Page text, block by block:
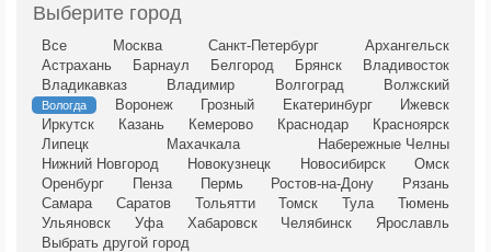
Выберите город
Все Москва Санкт-Петербург
Архангельск
Астрахань
Барнаул Белгород Брянск
Владивосток
Владикавказ
Владимир Волгоград Волжский
Вологда Воронеж Грозный Екатеринбург
Ижевск
Иркутск
Казань Кемерово Краснодар
Красноярск
Липецк
Махачкала
Набережные Челны
Нижний Новгород
Новокузнецк Новосибирск
Омск
Оренбург
Пенза Пермь Ростов-на-Дону
Рязань
Самара
Саратов Тольятти Томск Тула
Тюмень
Ульяновск
Уфа Хабаровск Челябинск
Ярославль
Выбрать другой город